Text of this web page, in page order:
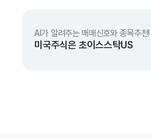
AI가 알려주는 매매신호와 종목추천!
미국주식은 초이스스탁US